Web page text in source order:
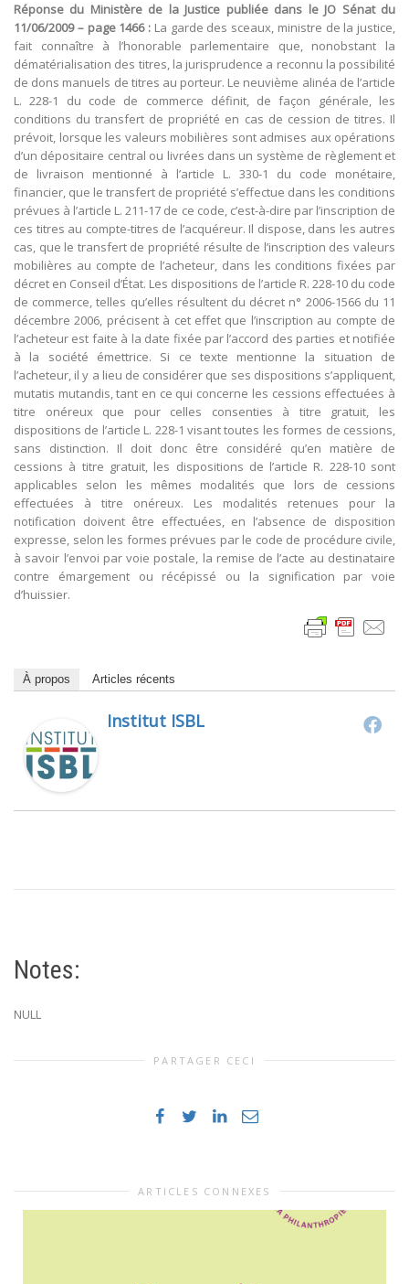
Réponse du Ministère de la Justice publiée dans le JO Sénat du
11/06/2009 – page 1466 : La garde des sceaux, ministre de la justice,
fait connaître à l’honorable parlementaire que, nonobstant la
dématérialisation des titres, la jurisprudence a reconnu la possibilité
de dons manuels de titres au porteur. Le neuvième alinéa de l’article
L. 228-1 du code de commerce définit, de façon générale, les
conditions du transfert de propriété en cas de cession de titres. Il
prévoit, lorsque les valeurs mobilières sont admises aux opérations
d’un dépositaire central ou livrées dans un système de règlement et
de livraison mentionné à l’article L. 330-1 du code monétaire,
financier, que le transfert de propriété s’effectue dans les conditions
prévues à l’article L. 211-17 de ce code, c’est-à-dire par l’inscription de
ces titres au compte-titres de l’acquéreur. Il dispose, dans les autres
cas, que le transfert de propriété résulte de l’inscription des valeurs
mobilières au compte de l’acheteur, dans les conditions fixées par
décret en Conseil d’État. Les dispositions de l’article R. 228-10 du code
de commerce, telles qu’elles résultent du décret n° 2006-1566 du 11
décembre 2006, précisent à cet effet que l’inscription au compte de
l’acheteur est faite à la date fixée par l’accord des parties et notifiée
à la société émettrice. Si ce texte mentionne la situation de
l’acheteur, il y a lieu de considérer que ses dispositions s’appliquent,
mutatis mutandis, tant en ce qui concerne les cessions effectuées à
titre onéreux que pour celles consenties à titre gratuit, les
dispositions de l’article L. 228-1 visant toutes les formes de cessions,
sans distinction. Il doit donc être considéré qu’en matière de
cessions à titre gratuit, les dispositions de l’article R. 228-10 sont
applicables selon les mêmes modalités que lors de cessions
effectuées à titre onéreux. Les modalités retenues pour la
notification doivent être effectuées, en l’absence de disposition
expresse, selon les formes prévues par le code de procédure civile,
à savoir l’envoi par voie postale, la remise de l’acte au destinataire
contre émargement ou récépissé ou la signification par voie
d’huissier.
À propos Articles récents
Institut ISBL
Notes:
NULL
PARTAGER CECI
ARTICLES CONNEXES